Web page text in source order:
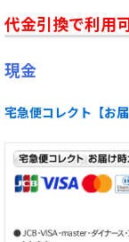
代金引換で利用
現金
宅急便コレクト【お